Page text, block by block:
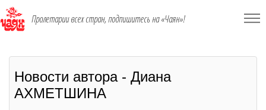
Пролетарии всех стран, подпишитесь на «Чаян»!
Новости автора - Диана
АХМЕТШИНА